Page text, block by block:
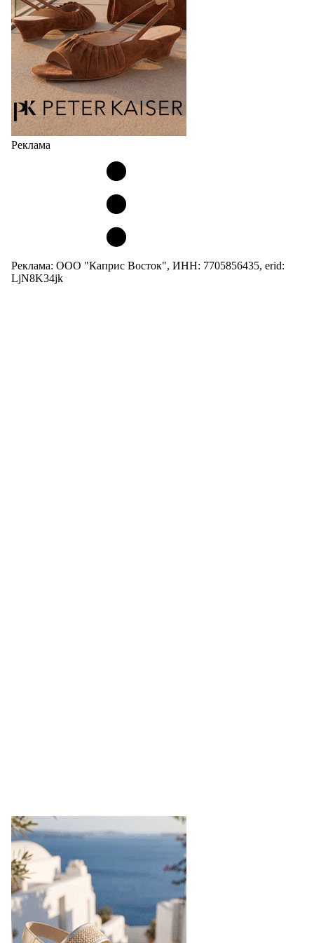
и высоким качеством…
05.08.2026 482
Реклама
Реклама: ООО "Каприс Восток", ИНН: 7705856435, erid:
LjN8K34jk